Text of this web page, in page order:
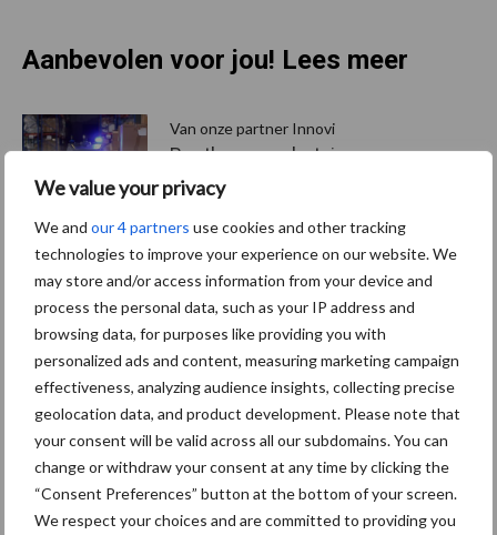
We value your privacy
We and our 4 partners use cookies and other tracking
technologies to improve your experience on our website. We
may store and/or access information from your device and
process the personal data, such as your IP address and
browsing data, for purposes like providing you with
personalized ads and content, measuring marketing campaign
effectiveness, analyzing audience insights, collecting precise
geolocation data, and product development. Please note that
your consent will be valid across all our subdomains. You can
change or withdraw your consent at any time by clicking the
“Consent Preferences” button at the bottom of your screen.
We respect your choices and are committed to providing you
Aanbevolen voor jou! Lees meer
Van onze partner Innovi
Beetle veegrobot: jouw
slimme hulp op de
werkvloer
Van onze partner The Legal
Company
Bescherming van
persoonsgegevens: grip op
de risico’s
Hervorming flexibele
arbeidscontracten kent
mitsen en maren